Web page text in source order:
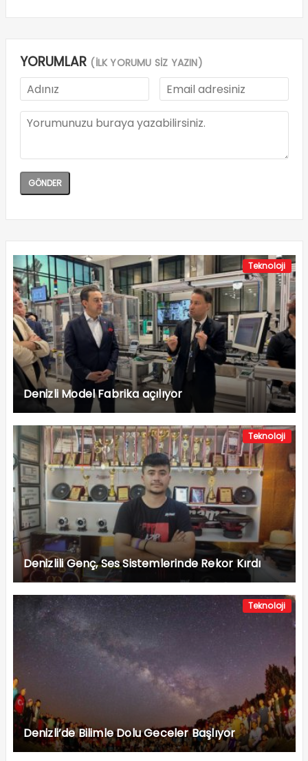
YORUMLAR (İLK YORUMU SİZ YAZIN)
Teknoloji
Denizli Model Fabrika açılıyor
Teknoloji
Denizlili Genç, Ses Sistemlerinde Rekor Kırdı
Teknoloji
Denizli’de Bilimle Dolu Geceler Başlıyor